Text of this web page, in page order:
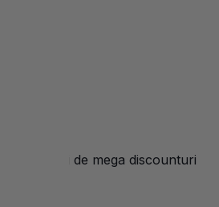
de mega discounturi